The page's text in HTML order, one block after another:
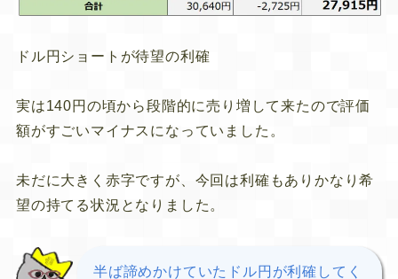
ドル円ショートが待望の利確
実は140円の頃から段階的に売り増して来たので評価
額がすごいマイナスになっていました。
未だに大きく赤字ですが、今回は利確もありかなり希
望の持てる状況となりました。
半ば諦めかけていたドル円が利確してく